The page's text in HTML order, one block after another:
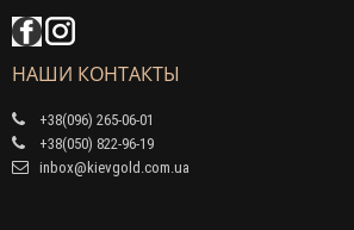
НАШИ КОНТАКТЫ
+38(096) 265-06-01
+38(050) 822-96-19
inbox@kievgold.com.ua